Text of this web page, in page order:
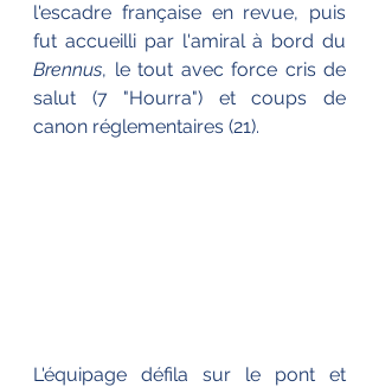
l'escadre française en revue, puis
Brennus, le tout avec force cris de
salut (7 "Hourra") et coups de
canon réglementaires (21).
L'équipage défila sur le pont et